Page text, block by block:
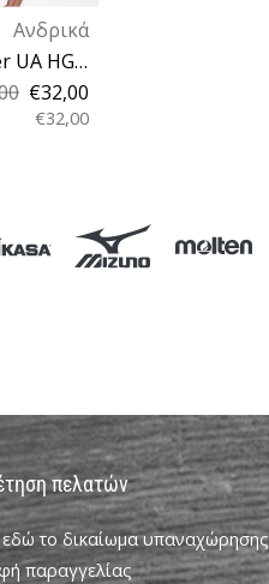
Ανδρικά
Μακρυμάνικη μπλούζα Under UA HG Armour Comp LS-BLU
€32,00
€32,00
πελατών
εδώ το δικαίωμα υπαναχώρησης
παραγγελίας